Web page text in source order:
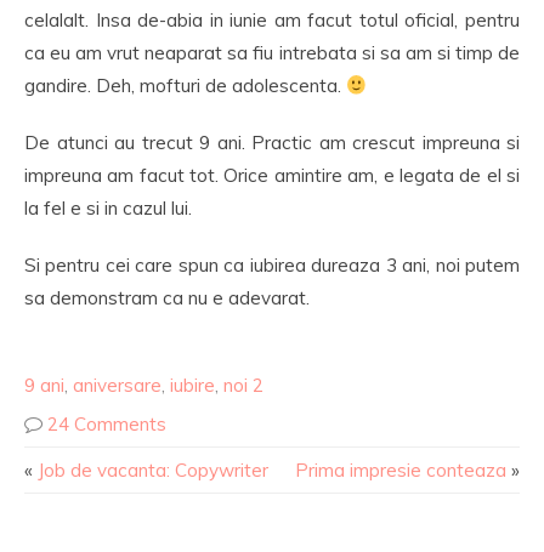
celalalt. Insa de-abia in iunie am facut totul oficial, pentru
ca eu am vrut neaparat sa fiu intrebata si sa am si timp de
gandire. Deh, mofturi de adolescenta.
De atunci au trecut 9 ani. Practic am crescut impreuna si
impreuna am facut tot. Orice amintire am, e legata de el si
la fel e si in cazul lui.
Si pentru cei care spun ca iubirea dureaza 3 ani, noi putem
sa demonstram ca nu e adevarat.
9 ani, aniversare, iubire, noi 2
24 Comments
« Job de vacanta: Copywriter Prima impresie conteaza »